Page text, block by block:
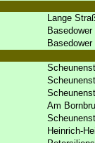
Lange
Am
Heinrich-